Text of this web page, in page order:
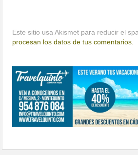
Este sitio usa Akismet para reducir el
procesan los datos de tus comentarios.